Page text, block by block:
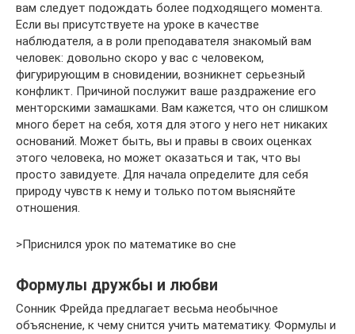
вам следует подождать более подходящего момента.
Если вы присутствуете на уроке в качестве
наблюдателя, а в роли преподавателя знакомый вам
человек: довольно скоро у вас с человеком,
фигурирующим в сновидении, возникнет серьезный
конфликт. Причиной послужит ваше раздражение его
менторскими замашками. Вам кажется, что он слишком
много берет на себя, хотя для этого у него нет никаких
оснований. Может быть, вы и правы в своих оценках
этого человека, но может оказаться и так, что вы
просто завидуете. Для начала определите для себя
природу чувств к нему и только потом выясняйте
отношения.
>Приснился урок по математике во сне
Формулы дружбы и любви
Сонник Фрейда предлагает весьма необычное
объяснение, к чему снится учить математику. Формулы и